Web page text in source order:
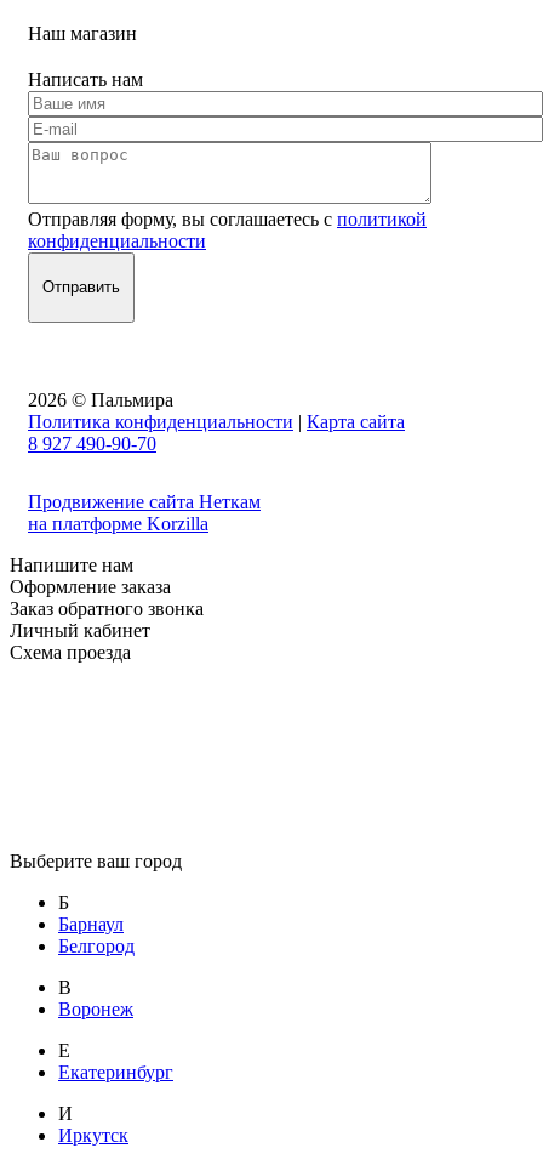
Наш магазин
Написать нам
Отправляя форму, вы соглашаетесь с политикой
конфиденциальности
2026 © Пальмира
Политика конфиденциальности | Карта сайта
8 927 490-90-70
Продвижение сайта Неткам
на платформе Korzilla
Напишите нам
Оформление заказа
Заказ обратного звонка
Личный кабинет
Схема проезда
Выберите ваш город
Б
Барнаул
Белгород
В
Воронеж
Е
Екатеринбург
И
Иркутск